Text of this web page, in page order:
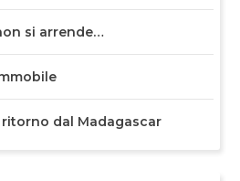
si arrende…
ritorno dal Madagascar